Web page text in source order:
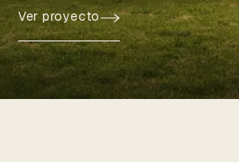
Ver proyecto